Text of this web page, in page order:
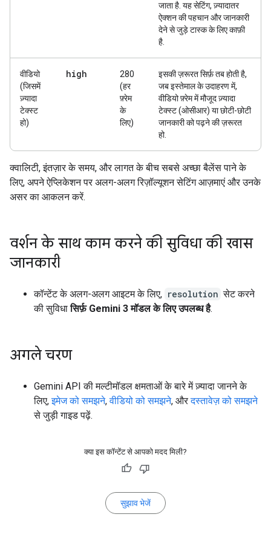
जाता है. यह सेटिंग, ज़्यादातर
ऐक्शन की पहचान और जानकारी
देने से जुड़े टास्क के लिए काफ़ी
है.
वीडियो
(जिसमें
ज़्यादा
टेक्स्ट
हो)
high
280
(हर
फ़्रेम
के
लिए)
इसकी ज़रूरत सिर्फ़ तब होती है,
जब इस्तेमाल के उदाहरण में,
वीडियो फ़्रेम में मौजूद ज़्यादा
टेक्स्ट (ओसीआर) या छोटी-छोटी
जानकारी को पढ़ने की ज़रूरत
हो.
क्वालिटी, इंतज़ार के समय, और लागत के बीच सबसे अच्छा बैलेंस पाने के
लिए, अपने ऐप्लिकेशन पर अलग-अलग रिज़ॉल्यूशन सेटिंग आज़माएं और उनके
असर का आकलन करें.
वर्शन के साथ काम करने की सुविधा की खास
जानकारी
कॉन्टेंट के अलग-अलग आइटम के लिए, resolution सेट करने
की सुविधासिर्फ़ Gemini 3 मॉडल के लिए उपलब्ध है.
अगले चरण
Gemini API की मल्टीमॉडल क्षमताओं के बारे में ज़्यादा जानने के
लिए,इमेज को समझने,वीडियो को समझने, औरदस्तावेज़ को समझने
से जुड़ी गाइड पढ़ें.
क्या इस कॉन्टेंट से आपको मदद मिली?
सुझाव भेजें